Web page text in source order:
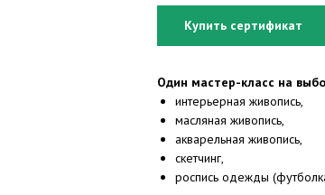
Купить сертификат
Один мастер-класс на
интерьерная живопись,
масляная живопись,
акварельная живопись,
скетчинг,
роспись одежды